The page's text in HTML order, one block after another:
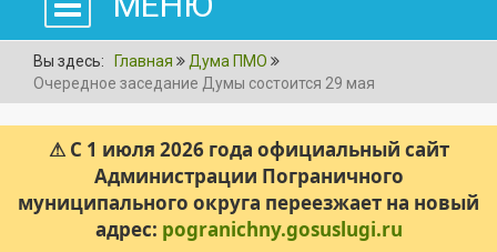
Вы здесь: Главная
Дума ПМО
Очередное заседание Думы состоится 29 мая
⚠ С 1 июля 2026 года официальный сайт
Администрации Пограничного
муниципального округа переезжает на новый
адрес: pogranichny.gosuslugi.ru